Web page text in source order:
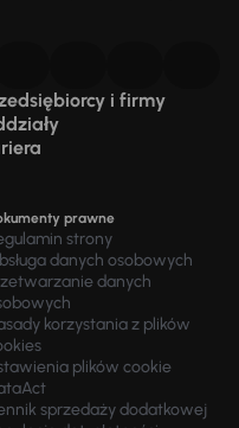
i firmy
prawne
strony
danych osobowych
danych
korzystania z plików
plików cookie
sprzedaży dodatkowej